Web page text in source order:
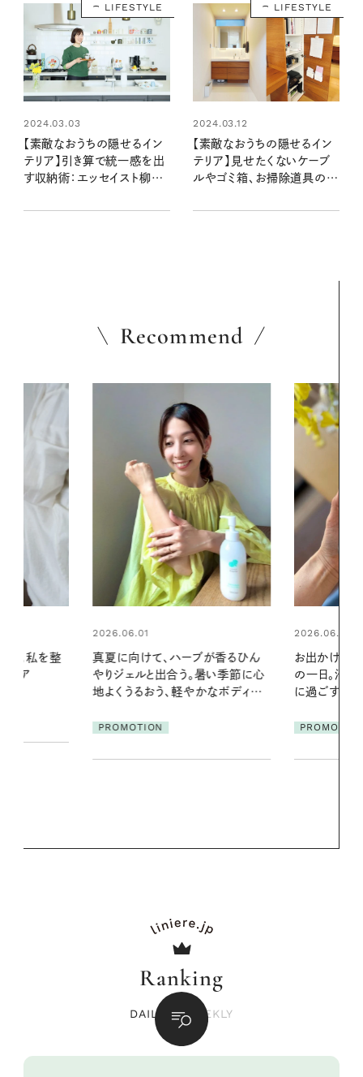
LIFESTYLE
2024.03.03
【素敵なおうちの隠せるイン
テリア】引き算で統一感を出
す収納術：エッセイスト柳沢
LIFESTYLE
2024.03.12
【素敵なおうちの隠せるイン
テリア】見せたくないケーブ
ルやゴミ箱、お掃除道具の収
ー Fujinaoさん宅
Recommend
が香るひん
い季節に心
2026.06.01
お出かけ前のひと手間で変わる、夏
の一日。汗ばむ季節を「ごきげん」
に過ごす私の新習慣
PROMOTION
2026.07.21
発・ベーリングの
リーとの重
Ranking
DAILY / WEEKLY